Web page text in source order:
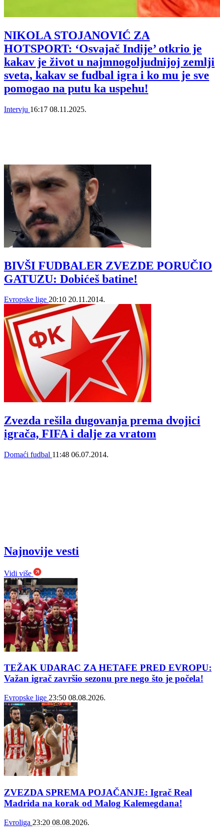
NIKOLA STOJANOVIĆ ZA
HOTSPORT: ‘Osvajač Indije’ otkrio je
kakav je život u najmnogoljudnijoj zemlji
sveta, kakav se fudbal igra i ko mu je sve
pomogao na putu ka uspehu!
Intervju 16:17 08.11.2025.
BIVŠI FUDBALER ZVEZDE PORUČIO
GATUZU: Dobićeš batine!
Evropske lige 20:10 20.11.2014.
Zvezda rešila dugovanja prema dvojici
igrača, FIFA i dalje za vratom
Domaći fudbal 11:48 06.07.2014.
Najnovije vesti
Vidi više
TEŽAK UDARAC ZA HETAFE PRED EVROPU:
Važan igrač završio sezonu pre nego što je počela!
Evropske lige 23:50 08.08.2026.
ZVEZDA SPREMA POJAČANJE: Igrač Real
Madrida na korak od Malog Kalemegdana!
Evroliga 23:20 08.08.2026.